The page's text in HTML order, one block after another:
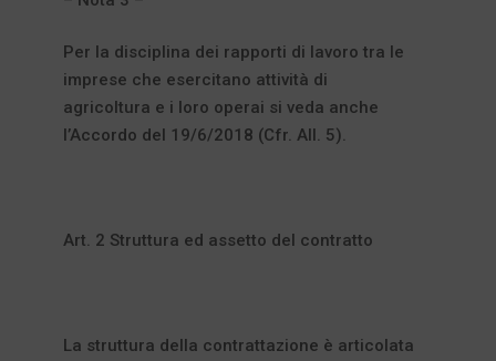
Per la disciplina dei rapporti di lavoro tra le
imprese che esercitano attività di
agricoltura e i loro operai si veda anche
l’Accordo del 19/6/2018 (Cfr. All. 5).
Art. 2 Struttura ed assetto del contratto
La struttura della contrattazione è articolata